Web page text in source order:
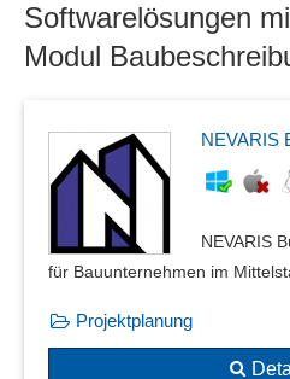
Softwarelösungen
Modul
NEVARIS
NEVARIS
für Bauunternehmen im
Projektplanung